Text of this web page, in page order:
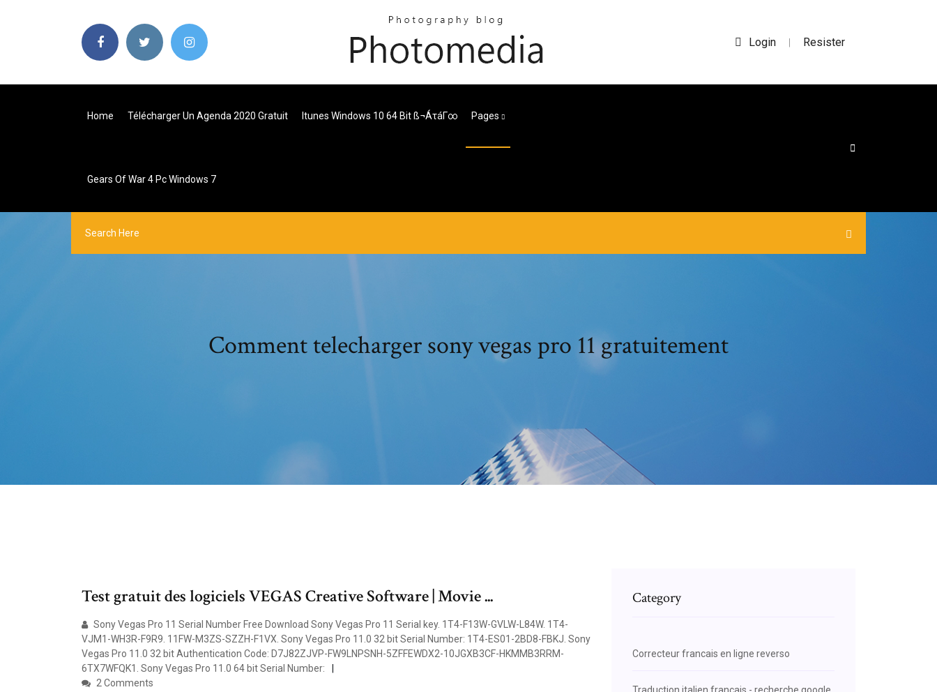
Login | Resister
Home Télécharger Un Agenda 2020 Gratuit Itunes Windows 10 64 Bit SS¬áτáΓ∞ Pages
Gears Of War 4 Pc Windows 7
Comment telecharger sony vegas pro 11 gratuitement
Test gratuit des logiciels VEGAS Creative Software | Movie ...
Sony Vegas Pro 11 Serial Number Free Download Sony Vegas Pro 11 Serial key. 1T4-F13W-GVLW-L84W. 1T4-
VJM1-WH3R-F9R9. 11FW-M3ZS-SZZH-F1VX. Sony Vegas Pro 11.0 32 bit Serial Number: 1T4-ES01-2BD8-FBKJ. Sony
Vegas Pro 11.0 32 bit Authentication Code: D7J82ZJVP-FW9LNPSNH-5ZFFEWDX2-10JGXB3CF-HKMMB3RRM-
6TX7WFQK1. Sony Vegas Pro 11.0 64 bit Serial Number:
2 Comments
Category
Correcteur francais en ligne reverso